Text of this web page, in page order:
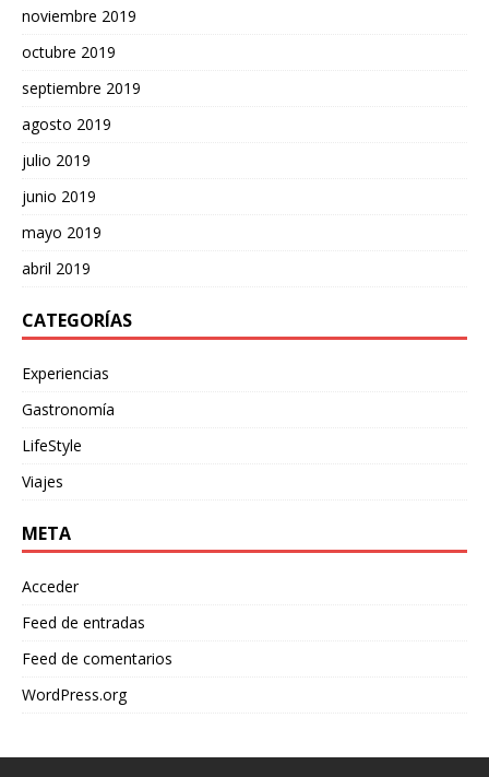
noviembre 2019
octubre 2019
septiembre 2019
agosto 2019
julio 2019
junio 2019
mayo 2019
abril 2019
CATEGORÍAS
Experiencias
Gastronomía
LifeStyle
Viajes
META
Acceder
Feed de entradas
Feed de comentarios
WordPress.org